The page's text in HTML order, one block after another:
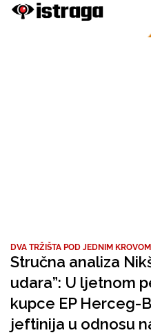
DVA TRŽIŠTA POD JEDNIM KROVOM
Stručna analiza
udara”: U ljetnom
kupce EP Herceg-
jeftinija u odnosu